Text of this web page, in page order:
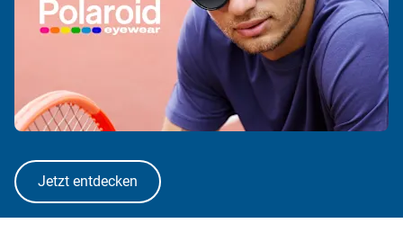
Jetzt entdecken